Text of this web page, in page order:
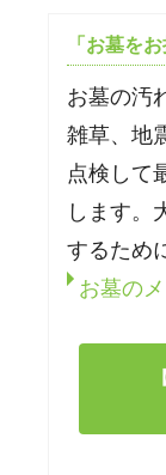
「お墓を
お墓の汚
雑草、地
点検して
します。
するため
お墓の